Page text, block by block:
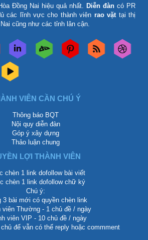
Đồng Nai hiệu quả nhất. Diễn đàn có PR
các lĩnh vực cho thành viên rao vặttại thị
cũng như các tỉnh lân cận.
VIÊN CẦN CHÚ Ý
Thông báo BQT
Nội quy diễn đàn
Góp ý xây dựng
Thảo luận chung
LỢI THÀNH VIÊN
chèn 1 link dofollow bài viết
chèn 1 link dofollow chữ ký
Chú ý:
3 bài mới có quyền chèn link
viên Thường - 1 chủ đề / ngày
viên VIP - 10 chủ đề / ngày
để vẫn có thể reply hoặc commment